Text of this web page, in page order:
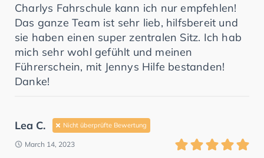
Charlys Fahrschule kann ich nur empfehlen!
Das ganze Team ist sehr lieb, hilfsbereit und
sie haben einen super zentralen Sitz. Ich hab
mich sehr wohl gefühlt und meinen
Führerschein, mit Jennys Hilfe bestanden!
Danke!
Lea C. Nicht überprüfte Bewertung
March 14, 2023